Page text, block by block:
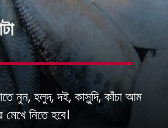
নুন, হলুদ, দই, কাসুন্দি, কাঁচা আম
নিতে হবে।